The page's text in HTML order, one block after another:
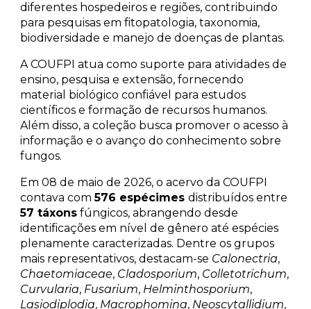
diferentes hospedeiros e regiões, contribuindo
para pesquisas em fitopatologia, taxonomia,
biodiversidade e manejo de doenças de plantas.
A COUFPI atua como suporte para atividades de
ensino, pesquisa e extensão, fornecendo
material biológico confiável para estudos
científicos e formação de recursos humanos.
Além disso, a coleção busca promover o acesso à
informação e o avanço do conhecimento sobre
fungos.
Em 08 de maio de 2026, o acervo da COUFPI
contava com576 espécimesdistribuídos entre
57 táxons fúngicos, abrangendo desde
identificações em nível de gênero até espécies
plenamente caracterizadas. Dentre os grupos
mais representativos, destacam-se Calonectria,
Chaetomiaceae, Cladosporium, Colletotrichum,
Curvularia, Fusarium, Helminthosporium,
Lasiodiplodia, Macrophomina, Neoscytallidium,